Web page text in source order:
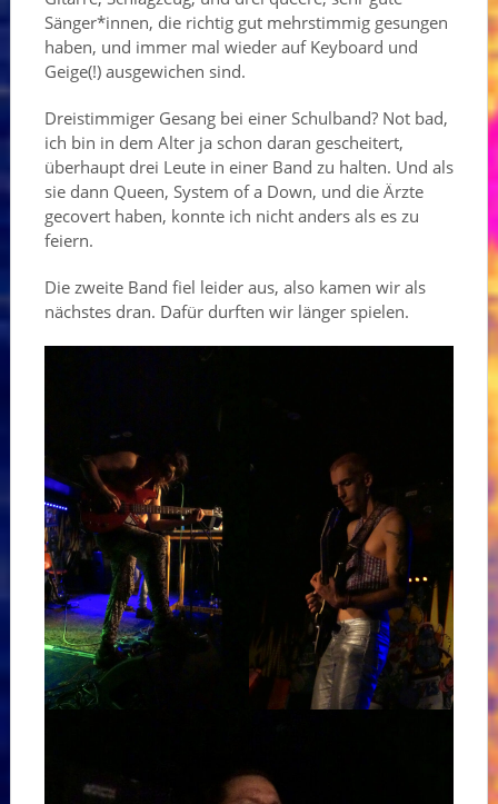
Sänger*innen, die richtig gut mehrstimmig gesungen
haben, und immer mal wieder auf Keyboard und
Geige(!) ausgewichen sind.
Dreistimmiger Gesang bei einer Schulband? Not bad,
ich bin in dem Alter ja schon daran gescheitert,
überhaupt drei Leute in einer Band zu halten. Und als
sie dann Queen, System of a Down, und die Ärzte
gecovert haben, konnte ich nicht anders als es zu
feiern.
Die zweite Band fiel leider aus, also kamen wir als
nächstes dran. Dafür durften wir länger spielen.